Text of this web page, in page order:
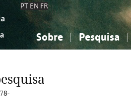
PT EN FR
Sobre Pesquisa
Ciências sociais...
Ciências sociais...